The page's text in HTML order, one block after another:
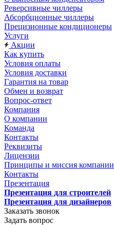
Реверсивные чиллеры
Абсорбционные чиллеры
Прецизионные кондиционеры
Услуги
Акции
Как купить
Условия оплаты
Условия доставки
Гарантия на товар
Обмен и возврат
Вопрос-ответ
Компания
О компании
Команда
Контакты
Реквизиты
Лицензии
Принципы и миссия компании
Контакты
Презентация
Презентация для строителей
Презентация для дизайнеров
Заказать звонок
Задать вопрос